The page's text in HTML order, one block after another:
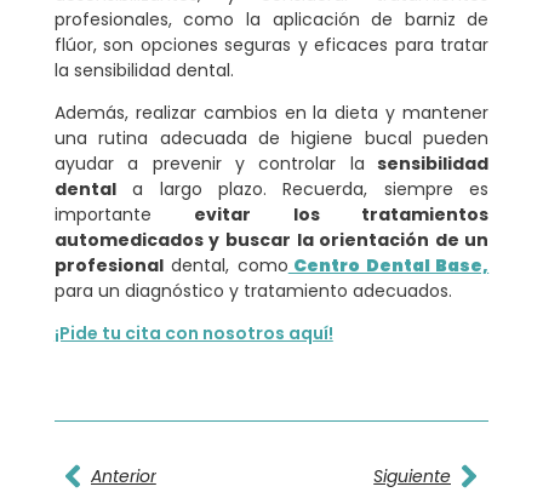
profesionales, como la aplicación de barniz de
flúor, son opciones seguras y eficaces para tratar
la sensibilidad dental.
Además, realizar cambios en la dieta y mantener
una rutina adecuada de higiene bucal pueden
ayudar a prevenir y controlar la sensibilidad
dentala largo plazo. Recuerda, siempre es
importante evitar los tratamientos
automedicados y buscar la orientación de un
profesionaldental, como Centro Dental Base,
para un diagnóstico y tratamiento adecuados.
¡Pide tu cita con nosotros aquí!
Anterior Siguiente